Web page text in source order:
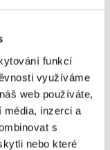
funkcí
využíváme
web používáte,
inzerci a
s
nebo které
+0 Kč
+4 500 Kč